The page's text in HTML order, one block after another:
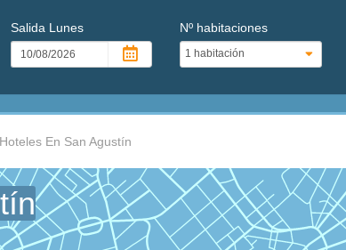
Salida Lunes Nº habitaciones
Hoteles En San Agustín